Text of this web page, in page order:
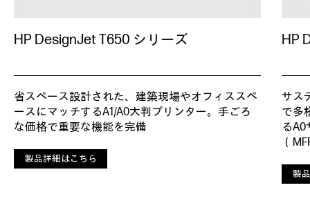
HP DesignJet T650 シリーズ
省スペース設計された、建築現場やオフィススペ
ースにマッチするA1/A0大判プリンター。手ごろ
な価格で重要な機能を完備
製品詳細はこちら
HP
サス
で多
る
（
製